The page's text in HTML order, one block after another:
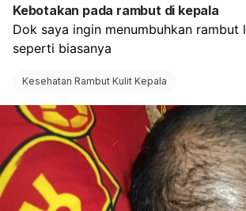
Kebotakan pada rambut di kepala
Dok saya ingin menumbuhkan rambut
seperti biasanya
Kesehatan Rambut Kulit Kepala